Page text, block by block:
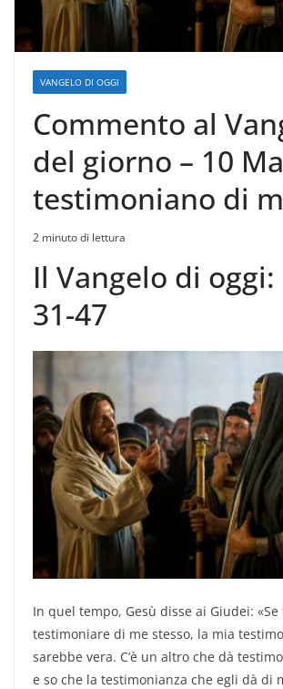
VANGELO DI OGGI
Commento al
del giorno – 10
testimoniano di
2 minuto di lettura
Il Vangelo di oggi:
31-47
In quel tempo, Gesù disse ai Giudei: «Se
testimoniare di me stesso, la mia
sarebbe vera. C’è un altro che dà
e so che la testimonianza che egli dà di